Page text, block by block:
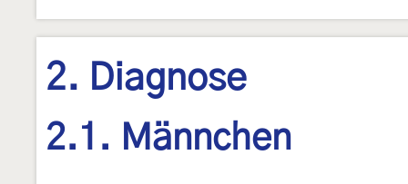
2. Diagnose
2.1. Männchen